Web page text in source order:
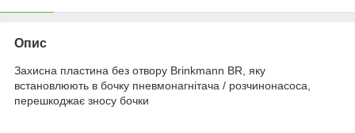
Опис
Захисна пластина без отвору Brinkmann BR, яку
встановлюють в бочку пневмонагнітача / розчинонасоса,
перешкоджає зносу бочки